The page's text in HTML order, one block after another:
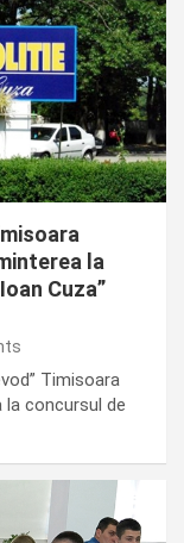
la
Cuza”
Timisoara
concursul de